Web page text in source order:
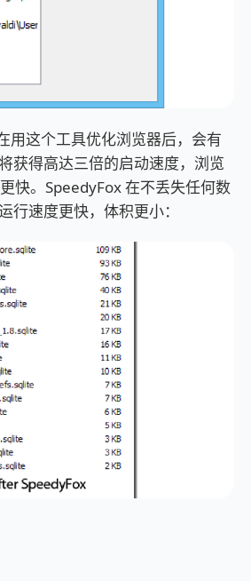
用这个工具优化浏览器后，会有
获得高达三倍的启动速度，浏览
快。SpeedyFox 在不丢失任何数
速度更快，体积更小：